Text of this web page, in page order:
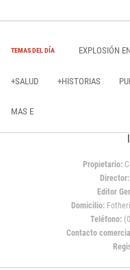
TEMAS DEL DÍA EXPLOSIÓN
+SALUD +HISTORIAS
MAS E
Propietario:
Director:
Editor
Domicilio:
Teléfono:
Contacto